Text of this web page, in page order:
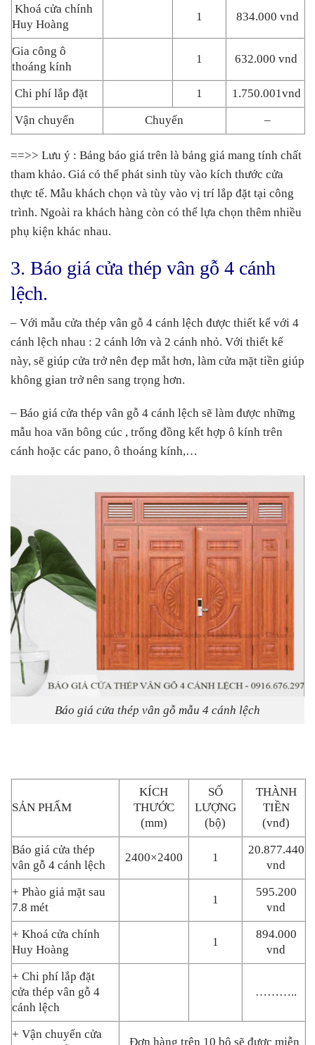
Khoá cửa chính
Huy Hoàng
1 834.000 vnd
Gia công ô
thoáng kính
1 632.000 vnd
Chi phí lắp đặt 1
1.750.001vnd
Vận chuyển
Chuyến –
==>> Lưu ý : Bảng báo giá trên là bảng giá mang tính chất
tham khảo. Giá có thể phát sinh tùy vào kích thước cửa
thực tế. Mẫu khách chọn và tùy vào vị trí lắp đặt tại công
trình. Ngoài ra khách hàng còn có thể lựa chọn thêm nhiều
phụ kiện khác nhau.
3. Báo giá cửa thép vân gỗ 4 cánh
lệch.
– Với mẫu cửa thép vân gỗ 4 cánh lệch được thiết kế với 4
cánh lệch nhau : 2 cánh lớn và 2 cánh nhỏ. Với thiết kế
này, sẽ giúp cửa trở nên đẹp mắt hơn, làm cửa mặt tiền giúp
không gian trở nên sang trọng hơn.
– Báo giá cửa thép vân gỗ 4 cánh lệch sẽ làm được những
mẫu hoa văn bông cúc , trống đồng kết hợp ô kính trên
cánh hoặc các pano, ô thoáng kính,…
Báo giá cửa thép vân gỗ mẫu 4 cánh lệch
SẢN PHẨM
KÍCH
THƯỚC
(mm)
SỐ
LƯỢNG
(bộ)
THÀNH
TIỀN
(vnđ)
Báo giá cửa thép
vân gỗ 4 cánh lệch
2400×2400 1
20.877.440
vnd
+ Phào giả mặt sau
7.8 mét
1
595.200
vnd
+ Khoá cửa chính
Huy Hoàng
1
894.000
vnd
+ Chi phí lắp đặt
cửa thép vân gỗ 4
cánh lệch
………..
+ Vận chuyển cửa
Đơn hàng trên 10 bộ sẽ được miễn